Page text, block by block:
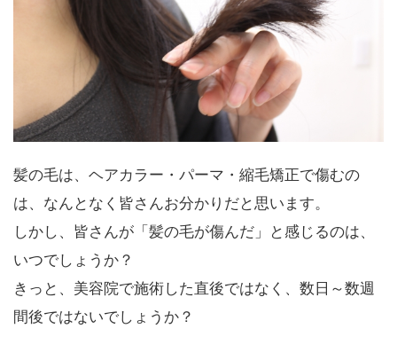
髪の毛は、ヘアカラー・パーマ・縮毛矯正で傷むの
は、なんとなく皆さんお分かりだと思います。
しかし、皆さんが「髪の毛が傷んだ」と感じるのは、
いつでしょうか？
きっと、美容院で施術した直後ではなく、数日～数週
間後ではないでしょうか？